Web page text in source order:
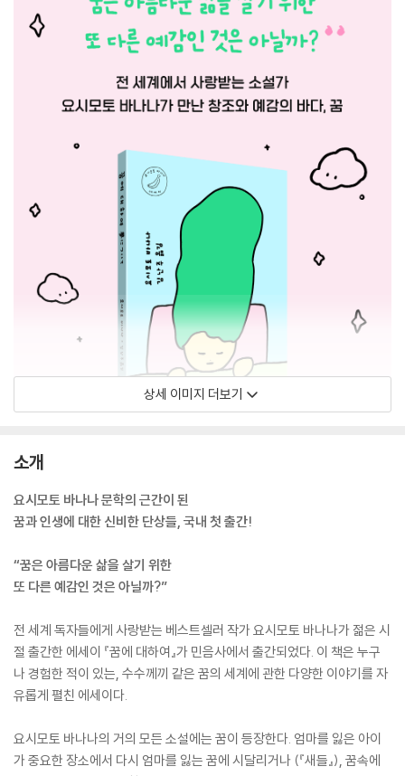
상세 이미지 더보기
소개
요시모토 바나나 문학의 근간이 된
꿈과 인생에 대한 신비한 단상들, 국내 첫 출간!
“꿈은 아름다운 삶을 살기 위한
또 다른 예감인 것은 아닐까?”
전 세계 독자들에게 사랑받는 베스트셀러 작가 요시모토 바나나가 젊은 시
절 출간한 에세이 『꿈에 대하여』가 민음사에서 출간되었다. 이 책은 누구
나 경험한 적이 있는, 수수께끼 같은 꿈의 세계에 관한 다양한 이야기를 자
유롭게 펼친 에세이다.
요시모토 바나나의 거의 모든 소설에는 꿈이 등장한다. 엄마를 잃은 아이
가 중요한 장소에서 다시 엄마를 잃는 꿈에 시달리거나 (『새들』), 꿈속에